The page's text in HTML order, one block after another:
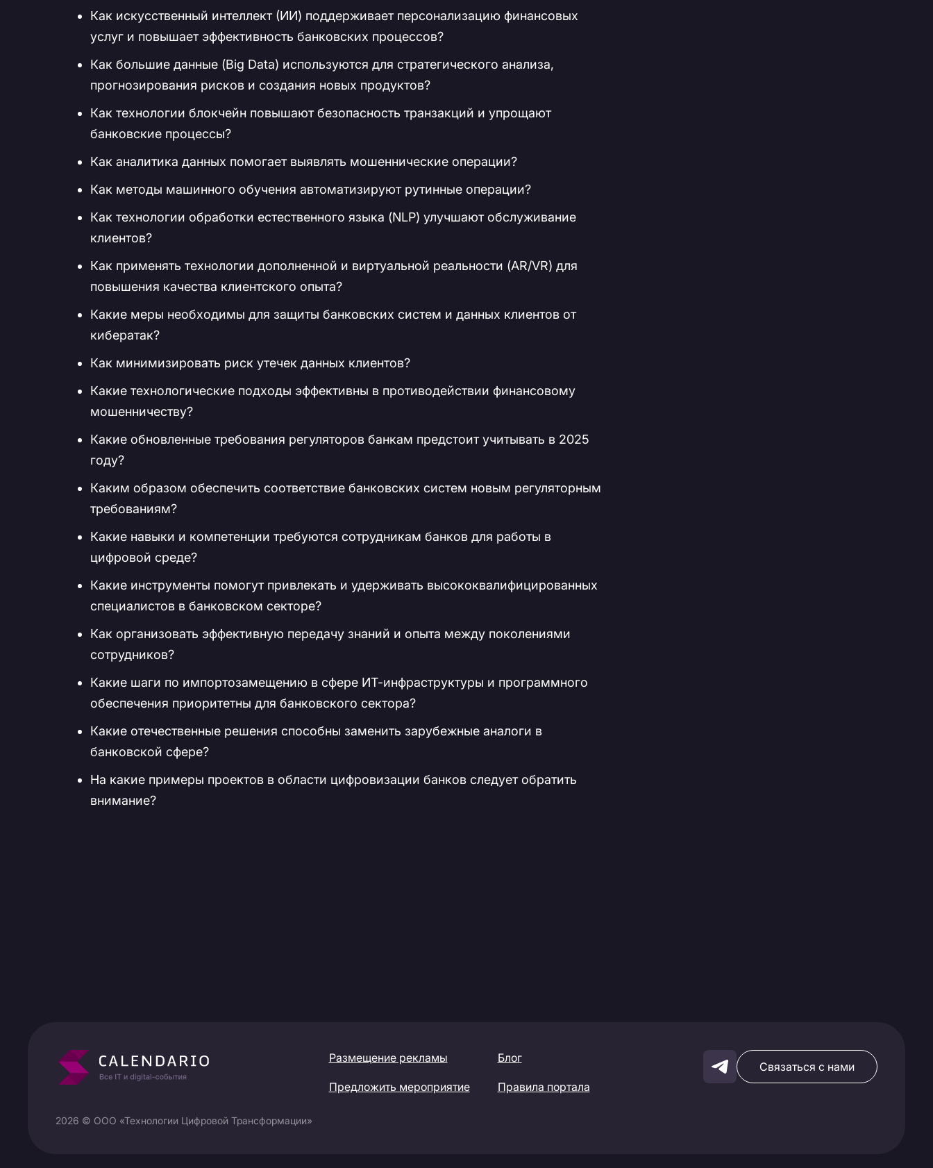
Как искусственный интеллект (ИИ) поддерживает персонализацию финансовых
услуг и повышает эффективность банковских процессов?
Как большие данные (Big Data) используются для стратегического анализа,
прогнозирования рисков и создания новых продуктов?
Как технологии блокчейн повышают безопасность транзакций и упрощают
банковские процессы?
Как аналитика данных помогает выявлять мошеннические операции?
Как методы машинного обучения автоматизируют рутинные операции?
Как технологии обработки естественного языка (NLP) улучшают обслуживание
клиентов?
Как применять технологии дополненной и виртуальной реальности (AR/VR) для
повышения качества клиентского опыта?
Какие меры необходимы для защиты банковских систем и данных клиентов от
кибератак?
Как минимизировать риск утечек данных клиентов?
Какие технологические подходы эффективны в противодействии финансовому
мошенничеству?
Какие обновленные требования регуляторов банкам предстоит учитывать в 2025
году?
Каким образом обеспечить соответствие банковских систем новым регуляторным
требованиям?
Какие навыки и компетенции требуются сотрудникам банков для работы в
цифровой среде?
Какие инструменты помогут привлекать и удерживать высококвалифицированных
специалистов в банковском секторе?
Как организовать эффективную передачу знаний и опыта между поколениями
сотрудников?
Какие шаги по импортозамещению в сфере ИТ-инфраструктуры и программного
обеспечения приоритетны для банковского сектора?
Какие отечественные решения способны заменить зарубежные аналоги в
банковской сфере?
На какие примеры проектов в области цифровизации банков следует обратить
внимание?
Размещение рекламы Блог
Предложить мероприятие Правила портала
Связаться с нами
2026 © ООО «Технологии Цифровой Трансформации»